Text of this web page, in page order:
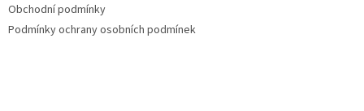
Obchodní podmínky
Podmínky ochrany osobních podmínek